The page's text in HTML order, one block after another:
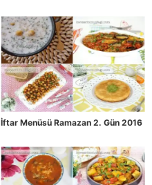
İftar Menüsü Ramazan 2. Gün 2016